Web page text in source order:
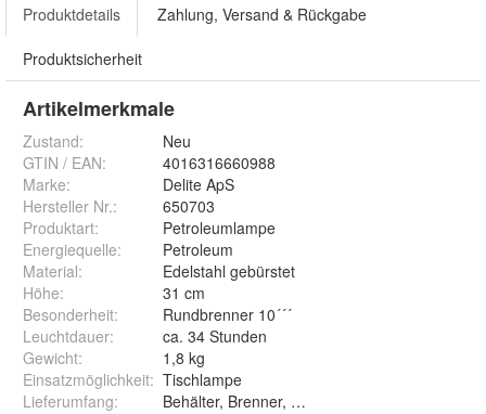
Produktdetails Zahlung, Versand & Rückgabe
Produktsicherheit
Artikelmerkmale
Zustand:
Neu
GTIN / EAN:
4016316660988
Marke:
Delite ApS
Hersteller Nr.:
650703
Produktart:
Petroleumlampe
Energiequelle:
Petroleum
Material:
Edelstahl gebürstet
Höhe:
31 cm
Besonderheit:
Rundbrenner 10´´´
Leuchtdauer:
ca. 34 Stunden
Gewicht:
1,8 kg
Einsatzmöglichkeit: Tischlampe
Lieferumfang: Behälter, Brenner, Glaszylinder, Opal-